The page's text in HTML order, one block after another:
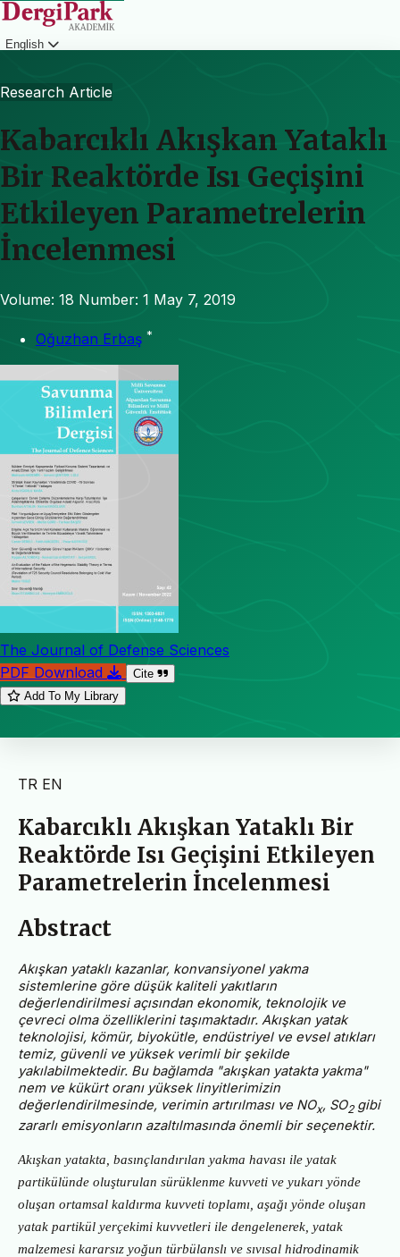
English
Research Article
Kabarcıklı Akışkan Yataklı
Bir Reaktörde Isı Geçişini
Etkileyen Parametrelerin
İncelenmesi
Volume: 18 Number: 1 May 7, 2019
Oğuzhan Erbaş *
The Journal of Defense Sciences
PDF Download
Cite
Add To My Library
TR EN
Kabarcıklı Akışkan Yataklı Bir
Reaktörde Isı Geçişini Etkileyen
Parametrelerin İncelenmesi
Abstract
Akışkan yataklı kazanlar, konvansiyonel yakma
sistemlerine göre düşük kaliteli yakıtların
değerlendirilmesi açısından ekonomik, teknolojik ve
çevreci olma özelliklerini taşımaktadır. Akışkan yatak
teknolojisi, kömür, biyokütle, endüstriyel ve evsel atıkları
temiz, güvenli ve yüksek verimli bir şekilde
yakılabilmektedir. Bu bağlamda "akışkan yatakta yakma"
nem ve kükürt oranı yüksek linyitlerimizin
değerlendirilmesinde, verimin artırılması ve NOx, SO2gibi
zararlı emisyonların azaltılmasında önemli bir seçenektir.
Akışkan yatakta, basınçlandırılan yakma havası ile yatak
partikülünde oluşturulan sürüklenme kuvveti ve yukarı yönde
oluşan ortamsal kaldırma kuvveti toplamı, aşağı yönde oluşan
yatak partikül yerçekimi kuvvetleri ile dengelenerek, yatak
malzemesi kararsız yoğun türbülanslı ve sıvısal hidrodinamik